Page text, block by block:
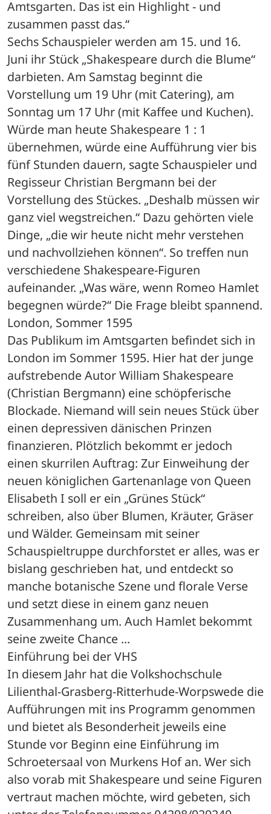
Amtsgarten. Das ist ein Highlight - und
zusammen passt das.“
Sechs Schauspieler werden am 15. und 16.
Juni ihr Stück „Shakespeare durch die Blume“
darbieten. Am Samstag beginnt die
Vorstellung um 19 Uhr (mit Catering), am
Sonntag um 17 Uhr (mit Kaffee und Kuchen).
Würde man heute Shakespeare 1 : 1
übernehmen, würde eine Aufführung vier bis
fünf Stunden dauern, sagte Schauspieler und
Regisseur Christian Bergmann bei der
Vorstellung des Stückes. „Deshalb müssen wir
ganz viel wegstreichen.“ Dazu gehörten viele
Dinge, „die wir heute nicht mehr verstehen
und nachvollziehen können“. So treffen nun
verschiedene Shakespeare-Figuren
aufeinander. „Was wäre, wenn Romeo Hamlet
begegnen würde?“ Die Frage bleibt spannend.
London, Sommer 1595
Das Publikum im Amtsgarten befindet sich in
London im Sommer 1595. Hier hat der junge
aufstrebende Autor William Shakespeare
(Christian Bergmann) eine schöpferische
Blockade. Niemand will sein neues Stück über
einen depressiven dänischen Prinzen
finanzieren. Plötzlich bekommt er jedoch
einen skurrilen Auftrag: Zur Einweihung der
neuen königlichen Gartenanlage von Queen
Elisabeth I soll er ein „Grünes Stück“
schreiben, also über Blumen, Kräuter, Gräser
und Wälder. Gemeinsam mit seiner
Schauspieltruppe durchforstet er alles, was er
bislang geschrieben hat, und entdeckt so
manche botanische Szene und florale Verse
und setzt diese in einem ganz neuen
Zusammenhang um. Auch Hamlet bekommt
seine zweite Chance ...
Einführung bei der VHS
In diesem Jahr hat die Volkshochschule
Lilienthal-Grasberg-Ritterhude-Worpswede die
Aufführungen mit ins Programm genommen
und bietet als Besonderheit jeweils eine
Stunde vor Beginn eine Einführung im
Schroetersaal von Murkens Hof an. Wer sich
also vorab mit Shakespeare und seine Figuren
vertraut machen möchte, wird gebeten, sich